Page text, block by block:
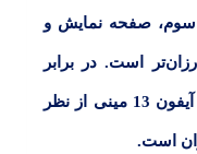
صفحه نمایش و
است. در برابر
آیفون 13 مینی از نظر
است.